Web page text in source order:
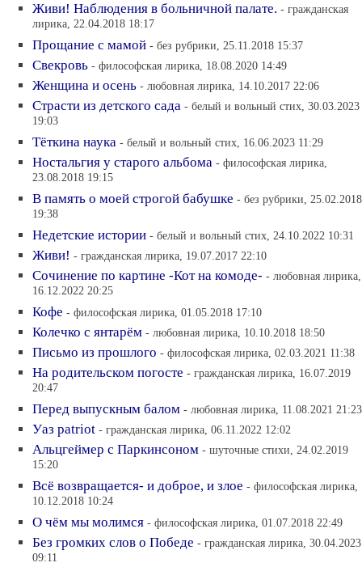
Живи! Наблюдения в больничной палате. - гражданская
лирика, 22.04.2018 18:17
Прощание с мамой - без рубрики, 25.11.2018 15:37
Свекровь - философская лирика, 18.08.2020 14:49
Женщина и осень - любовная лирика, 14.10.2017 22:06
Страсти из детского сада - белый и вольный стих, 30.03.2023
19:03
Тёткина наука - белый и вольный стих, 16.06.2023 11:29
Ностальгия у старого альбома - философская лирика,
23.08.2018 19:15
В память о моей строгой бабушке - без рубрики, 25.02.2018
19:38
Недетские истории - белый и вольный стих, 24.10.2022 10:31
Живи! - гражданская лирика, 19.07.2017 22:10
Сочинение по картине -Кот на комоде- - любовная лирика,
16.12.2022 20:25
Кофе - философская лирика, 01.05.2018 17:10
Колечко с янтарём - любовная лирика, 10.10.2018 18:50
Письмо из прошлого - философская лирика, 02.03.2021 11:38
На родительском погосте - гражданская лирика, 16.07.2019
20:47
Перед выпускным балом - любовная лирика, 11.08.2021 21:23
Уаз patriot - гражданская лирика, 06.11.2022 12:02
Альцгеймер с Паркинсоном - шуточные стихи, 24.02.2019
15:20
Всё возвращается- и доброе, и злое - философская лирика,
10.12.2018 10:24
О чём мы молимся - философская лирика, 01.07.2018 22:49
Без громких слов о Победе - гражданская лирика, 30.04.2023
09:11